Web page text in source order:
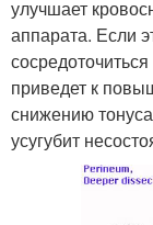
улучшает
аппарата. Если
приведет к
снижению
усугубит